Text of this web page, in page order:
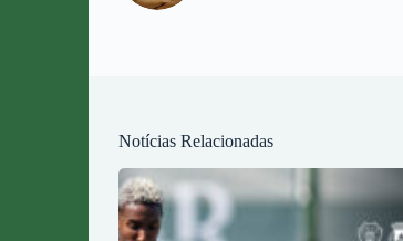
Notícias Relacionadas